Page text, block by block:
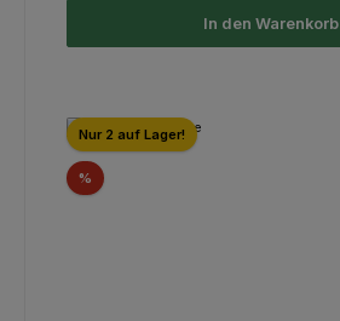
In den Warenkorb
Nur 2 auf Lager!
%Rabatt